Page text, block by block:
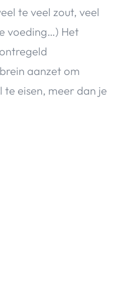
te veel zout, veel
voeding…) Het
aanzet om
te eisen, meer dan je